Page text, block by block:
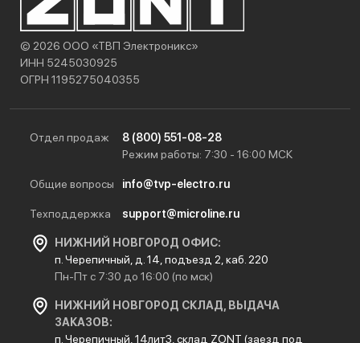
© 2026 ООО «ТВП Электроникс»
ИНН 5245030925
ОГРН 1195275040355
Отдел продаж
8 (800) 551-08-28
Режим работы: 7:30 - 16:00 МСК
Общие вопросы info@tvp-electro.ru
Техподдержка support@microline.ru
НИЖНИЙ НОВГОРОД ОФИС:
п. Черепичный, д. 14, подъезд 2, каб. 220
Пн-Пт с 7:30 до 16:00 (по мск)
НИЖНИЙ НОВГОРОД СКЛАД, ВЫДАЧА
ЗАКАЗОВ:
п. Черепичный, 14лит3, склад ZONT (заезд под